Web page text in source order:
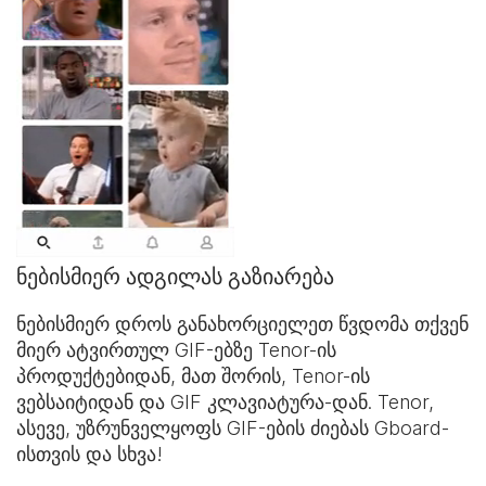
ნებისმიერ ადგილას გაზიარება
ნებისმიერ დროს განახორციელეთ წვდომა თქვენ
მიერ ატვირთულ GIF-ებზე Tenor-ის
პროდუქტებიდან, მათ შორის, Tenor-ის
ვებსაიტიდან და GIF კლავიატურა-დან. Tenor,
ასევე, უზრუნველყოფს GIF-ების ძიებას Gboard-
ისთვის და სხვა!